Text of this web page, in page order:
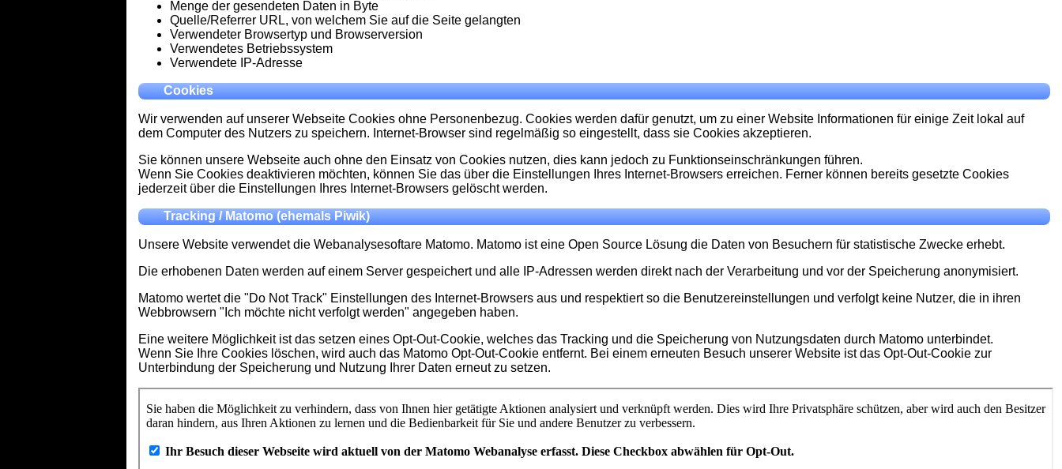
Menge der gesendeten Daten in Byte
Quelle/Referrer URL, von welchem Sie auf die Seite gelangten
Verwendeter Browsertyp und Browserversion
Verwendetes Betriebssystem
Verwendete IP-Adresse
Cookies
Wir verwenden auf unserer Webseite Cookies ohne Personenbezug. Cookies werden dafür genutzt, um zu einer Website Informationen für einige Zeit lokal auf
dem Computer des Nutzers zu speichern. Internet-Browser sind regelmäßig so eingestellt, dass sie Cookies akzeptieren.
Sie können unsere Webseite auch ohne den Einsatz von Cookies nutzen, dies kann jedoch zu Funktionseinschränkungen führen.
Wenn Sie Cookies deaktivieren möchten, können Sie das über die Einstellungen Ihres Internet-Browsers erreichen. Ferner können bereits gesetzte Cookies
jederzeit über die Einstellungen Ihres Internet-Browsers gelöscht werden.
Tracking / Matomo (ehemals Piwik)
Unsere Website verwendet die Webanalysesoftare Matomo. Matomo ist eine Open Source Lösung die Daten von Besuchern für statistische Zwecke erhebt.
Die erhobenen Daten werden auf einem Server gespeichert und alle IP-Adressen werden direkt nach der Verarbeitung und vor der Speicherung anonymisiert.
Matomo wertet die "Do Not Track" Einstellungen des Internet-Browsers aus und respektiert so die Benutzereinstellungen und verfolgt keine Nutzer, die in ihren
Webbrowsern "Ich möchte nicht verfolgt werden" angegeben haben.
Eine weitere Möglichkeit ist das setzen eines Opt-Out-Cookie, welches das Tracking und die Speicherung von Nutzungsdaten durch Matomo unterbindet.
Wenn Sie Ihre Cookies löschen, wird auch das Matomo Opt-Out-Cookie entfernt. Bei einem erneuten Besuch unserer Website ist das Opt-Out-Cookie zur
Unterbindung der Speicherung und Nutzung Ihrer Daten erneut zu setzen.